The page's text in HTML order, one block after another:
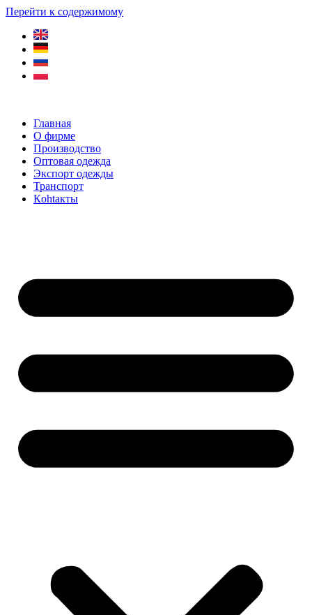
Перейти к содержимому
Главная
О фирме
Производство
Оптовая одежда
Экспорт одежды
Транспорт
Кohtaкты